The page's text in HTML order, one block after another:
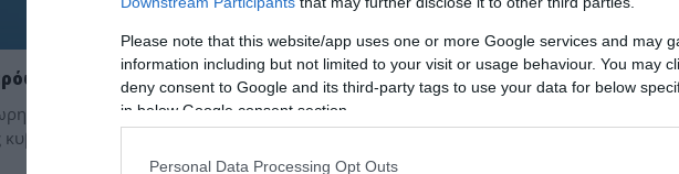
Please note that this website/app uses one or more Google services and may
information including but not limited to your visit or usage behaviour. You may
deny consent to Google and its third-party tags to use your data for below
in below Google consent section.
Personal Data Processing Opt Outs
αποπληρωμή του ΔΝΤ
εξόφληση μέρους των δανείων της Ελλάδας στο ΔΝΤ θα επαναφέρει η Αθήνα